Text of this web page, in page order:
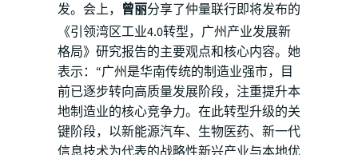
发。会上， 曾丽分享了仲量联行即将发布的
《引领湾区工业4.0转型，广州产业发展新
格局》研究报告的主要观点和核心内容。她
表示：“广州是华南传统的制造业强市，目
前已逐步转向高质量发展阶段，注重提升本
地制造业的核心竞争力。在此转型升级的关
键阶段，以新能源汽车、生物医药、新一代